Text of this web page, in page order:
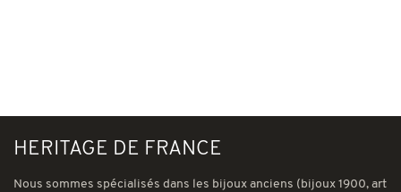
HERITAGE DE FRANCE
Nous sommes spécialisés dans les bijoux anciens (bijoux 1900, art